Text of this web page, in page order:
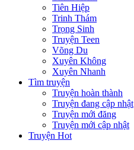
Tiên Hiệp
Trinh Thám
Trọng Sinh
Truyện Teen
Võng Du
Xuyên Không
Xuyên Nhanh
Tìm truyện
Truyện hoàn thành
Truyện đang cập nhật
Truyện mới đăng
Truyện mới cập nhật
Truyện Hot